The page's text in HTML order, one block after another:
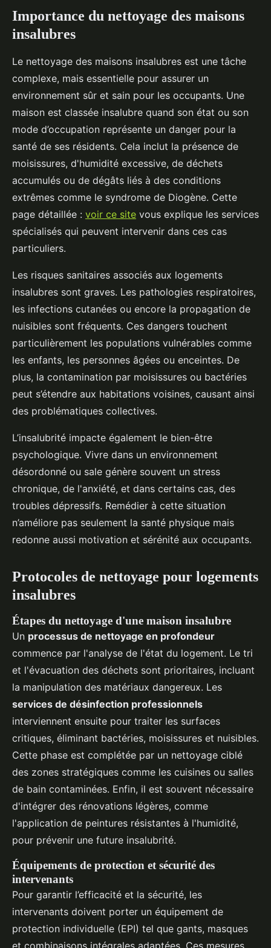
Importance du nettoyage des maisons
insalubres
Le nettoyage des maisons insalubres est une tâche
complexe, mais essentielle pour assurer un
environnement sûr et sain pour les occupants. Une
maison est classée insalubre quand son état ou son
mode d’occupation représente un danger pour la
santé de ses résidents. Cela inclut la présence de
moisissures, d'humidité excessive, de déchets
accumulés ou de dégâts liés à des conditions
extrêmes comme le syndrome de Diogène. Cette
page détaillée : voir ce site vous explique les services
spécialisés qui peuvent intervenir dans ces cas
particuliers.
Les risques sanitaires associés aux logements
insalubres sont graves. Les pathologies respiratoires,
les infections cutanées ou encore la propagation de
nuisibles sont fréquents. Ces dangers touchent
particulièrement les populations vulnérables comme
les enfants, les personnes âgées ou enceintes. De
plus, la contamination par moisissures ou bactéries
peut s’étendre aux habitations voisines, causant ainsi
des problématiques collectives.
L’insalubrité impacte également le bien-être
psychologique. Vivre dans un environnement
désordonné ou sale génère souvent un stress
chronique, de l'anxiété, et dans certains cas, des
troubles dépressifs. Remédier à cette situation
n’améliore pas seulement la santé physique mais
redonne aussi motivation et sérénité aux occupants.
Protocoles de nettoyage pour logements
insalubres
Étapes du nettoyage d'une maison insalubre
Un processus de nettoyage en profondeur
commence par l'analyse de l'état du logement. Le tri
et l'évacuation des déchets sont prioritaires, incluant
la manipulation des matériaux dangereux. Les
services de désinfection professionnels
interviennent ensuite pour traiter les surfaces
critiques, éliminant bactéries, moisissures et nuisibles.
Cette phase est complétée par un nettoyage ciblé
des zones stratégiques comme les cuisines ou salles
de bain contaminées. Enfin, il est souvent nécessaire
d'intégrer des rénovations légères, comme
l'application de peintures résistantes à l'humidité,
pour prévenir une future insalubrité.
Équipements de protection et sécurité des
intervenants
Pour garantir l’efficacité et la sécurité, les
intervenants doivent porter un équipement de
protection individuelle (EPI) tel que gants, masques